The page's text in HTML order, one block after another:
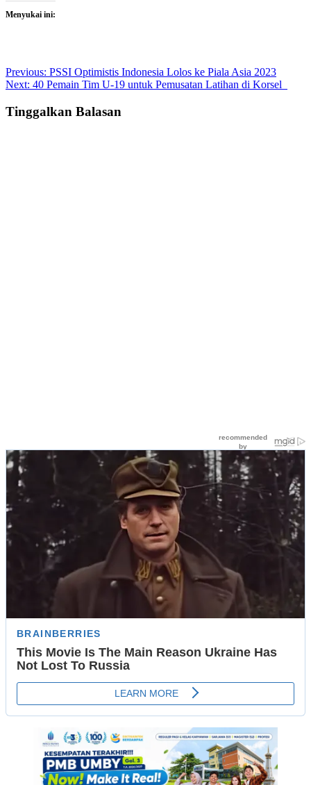
Menyukai ini:
Post
navigation
Previous: PSSI Optimistis Indonesia Lolos ke Piala Asia 2023
Next: 40 Pemain Tim U-19 untuk Pemusatan Latihan di Korsel
Tinggalkan Balasan